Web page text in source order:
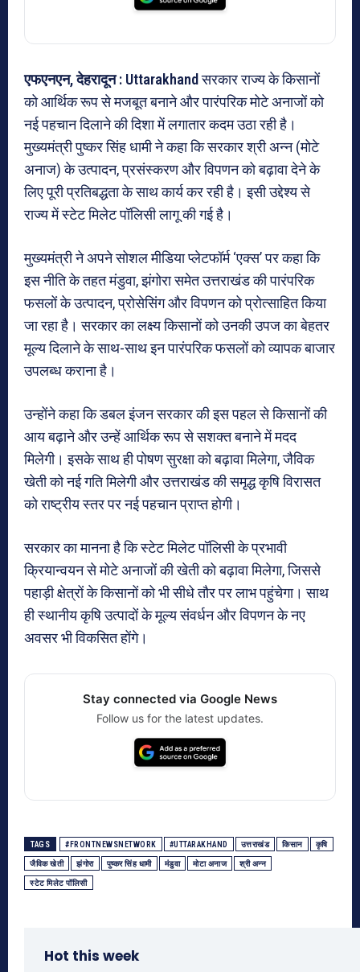
एफएनएन, देहरादून : Uttarakhand सरकार राज्य के किसानों
को आर्थिक रूप से मजबूत बनाने और पारंपरिक मोटे अनाजों को
नई पहचान दिलाने की दिशा में लगातार कदम उठा रही है।
मुख्यमंत्री पुष्कर सिंह धामी ने कहा कि सरकार श्री अन्न (मोटे
अनाज) के उत्पादन, प्रसंस्करण और विपणन को बढ़ावा देने के
लिए पूरी प्रतिबद्धता के साथ कार्य कर रही है। इसी उद्देश्य से
राज्य में स्टेट मिलेट पॉलिसी लागू की गई है।
मुख्यमंत्री ने अपने सोशल मीडिया प्लेटफॉर्म ‘एक्स’ पर कहा कि
इस नीति के तहत मंडुवा, झंगोरा समेत उत्तराखंड की पारंपरिक
फसलों के उत्पादन, प्रोसेसिंग और विपणन को प्रोत्साहित किया
जा रहा है। सरकार का लक्ष्य किसानों को उनकी उपज का बेहतर
मूल्य दिलाने के साथ-साथ इन पारंपरिक फसलों को व्यापक बाजार
उपलब्ध कराना है।
उन्होंने कहा कि डबल इंजन सरकार की इस पहल से किसानों की
आय बढ़ाने और उन्हें आर्थिक रूप से सशक्त बनाने में मदद
मिलेगी। इसके साथ ही पोषण सुरक्षा को बढ़ावा मिलेगा, जैविक
खेती को नई गति मिलेगी और उत्तराखंड की समृद्ध कृषि विरासत
को राष्ट्रीय स्तर पर नई पहचान प्राप्त होगी।
सरकार का मानना है कि स्टेट मिलेट पॉलिसी के प्रभावी
क्रियान्वयन से मोटे अनाजों की खेती को बढ़ावा मिलेगा, जिससे
पहाड़ी क्षेत्रों के किसानों को भी सीधे तौर पर लाभ पहुंचेगा। साथ
ही स्थानीय कृषि उत्पादों के मूल्य संवर्धन और विपणन के नए
अवसर भी विकसित होंगे।
Stay connected via Google News
Follow us for the latest updates.
TAGS #FRONTNEWSNETWORK #UTTARAKHAND उत्तराखंड किसान कृषि
जैविक खेती झंगोरा पुष्कर सिंह धामी मंडुवा मोटा अनाज श्री अन्न
स्टेट मिलेट पॉलिसी
Hot this week